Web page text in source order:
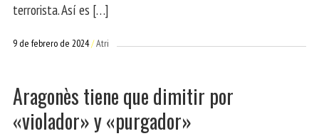
terrorista. Así es […]
9 de febrero de 2024 Atri
Aragonès tiene que dimitir por
«violador» y «purgador»